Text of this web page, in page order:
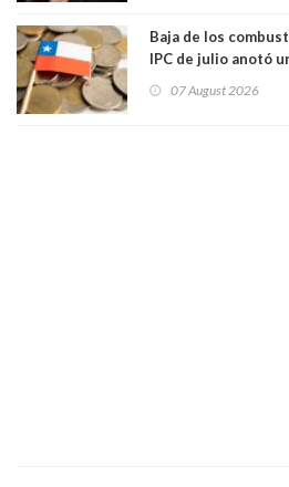
Baja de los
IPC de julio anotó
07 August 2026